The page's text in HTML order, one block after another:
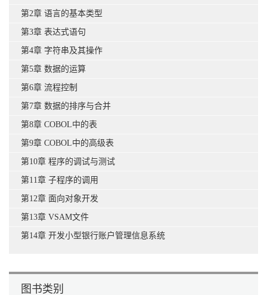
第2章 语言的基本类型
第3章 表达式语句
第4章 字符串及其操作
第5章 数据的运算
第6章 流程控制
第7章 数据的排序与合并
第8章 COBOL中的表
第9章 COBOL中的高级表
第10章 程序的调试与测试
第11章 子程序的调用
第12章 面向对象开发
第13章 VSAM文件
第14章 开发小型银行账户管理信息系统
图书类别